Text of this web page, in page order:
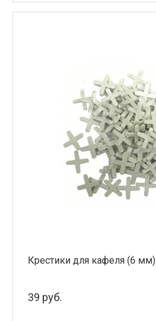
Крестики для кафеля (6 мм)
39 руб.